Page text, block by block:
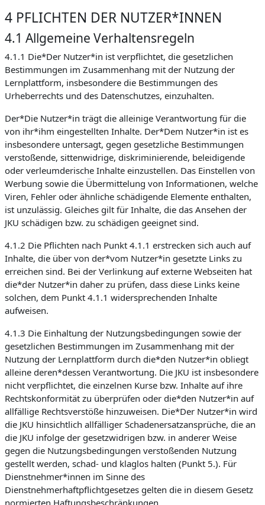
4 PFLICHTEN DER NUTZER*INNEN
4.1 Allgemeine Verhaltensregeln
4.1.1 Die*Der Nutzer*in ist verpflichtet, die gesetzlichen
Bestimmungen im Zusammenhang mit der Nutzung der
Lernplattform, insbesondere die Bestimmungen des
Urheberrechts und des Datenschutzes, einzuhalten.
Der*Die Nutzer*in trägt die alleinige Verantwortung für die
von ihr*ihm eingestellten Inhalte. Der*Dem Nutzer*in ist es
insbesondere untersagt, gegen gesetzliche Bestimmungen
verstoßende, sittenwidrige, diskriminierende, beleidigende
oder verleumderische Inhalte einzustellen. Das Einstellen von
Werbung sowie die Übermittelung von Informationen, welche
Viren, Fehler oder ähnliche schädigende Elemente enthalten,
ist unzulässig. Gleiches gilt für Inhalte, die das Ansehen der
JKU schädigen bzw. zu schädigen geeignet sind.
4.1.2 Die Pflichten nach Punkt 4.1.1 erstrecken sich auch auf
Inhalte, die über von der*vom Nutzer*in gesetzte Links zu
erreichen sind. Bei der Verlinkung auf externe Webseiten hat
die*der Nutzer*in daher zu prüfen, dass diese Links keine
solchen, dem Punkt 4.1.1 widersprechenden Inhalte
aufweisen.
4.1.3 Die Einhaltung der Nutzungsbedingungen sowie der
gesetzlichen Bestimmungen im Zusammenhang mit der
Nutzung der Lernplattform durch die*den Nutzer*in obliegt
alleine deren*dessen Verantwortung. Die JKU ist insbesondere
nicht verpflichtet, die einzelnen Kurse bzw. Inhalte auf ihre
Rechtskonformität zu überprüfen oder die*den Nutzer*in auf
allfällige Rechtsverstöße hinzuweisen. Die*Der Nutzer*in wird
die JKU hinsichtlich allfälliger Schadenersatzansprüche, die an
die JKU infolge der gesetzwidrigen bzw. in anderer Weise
gegen die Nutzungsbedingungen verstoßenden Nutzung
gestellt werden, schad- und klaglos halten (Punkt 5.). Für
Dienstnehmer*innen im Sinne des
Dienstnehmerhaftpflichtgesetzes gelten die in diesem Gesetz
normierten Haftungsbeschränkungen.